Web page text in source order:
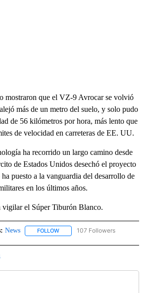
mostraron que el VZ-9 Avrocar se volvió
más de un metro del suelo, y solo pudo
de 56 kilómetros por hora, más lento que
de velocidad en carreteras de EE. UU.
ha recorrido un largo camino desde
de Estados Unidos desechó el proyecto
puesto a la vanguardia del desarrollo de
en los últimos años.
vigilar el Súper Tiburón Blanco.
News FOLLOW FOLLOW "NEWS" TO RECEIVE
107 Followers